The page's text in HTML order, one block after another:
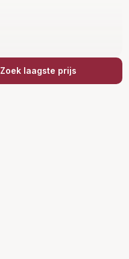
Zoek laagste prijs